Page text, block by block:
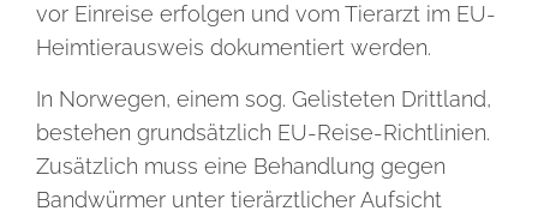
vor Einreise erfolgen und vom Tierarzt im EU-
Heimtierausweis dokumentiert werden.
In Norwegen, einem sog. Gelisteten Drittland,
bestehen grundsätzlich EU-Reise-Richtlinien.
Zusätzlich muss eine Behandlung gegen
Bandwürmer unter tierärztlicher Aufsicht